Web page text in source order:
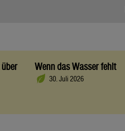
über
Wenn das Wasser fehlt
30. Juli 2026